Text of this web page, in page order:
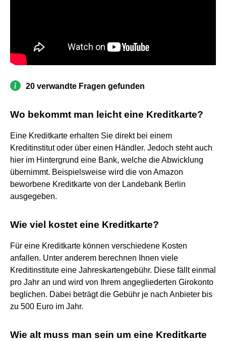
20 verwandte Fragen gefunden
Wo bekommt man leicht eine Kreditkarte?
Eine Kreditkarte erhalten Sie direkt bei einem
Kreditinstitut oder über einen Händler. Jedoch steht auch
hier im Hintergrund eine Bank, welche die Abwicklung
übernimmt. Beispielsweise wird die von Amazon
beworbene Kreditkarte von der Landebank Berlin
ausgegeben.
Wie viel kostet eine Kreditkarte?
Für eine Kreditkarte können verschiedene Kosten
anfallen. Unter anderem berechnen Ihnen viele
Kreditinstitute eine Jahreskartengebühr. Diese fällt einmal
pro Jahr an und wird von Ihrem angegliederten Girokonto
beglichen. Dabei beträgt die Gebühr je nach Anbieter bis
zu 500 Euro im Jahr.
Wie alt muss man sein um eine Kreditkarte